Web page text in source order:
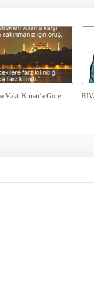
Vakti Kuran’a Göre